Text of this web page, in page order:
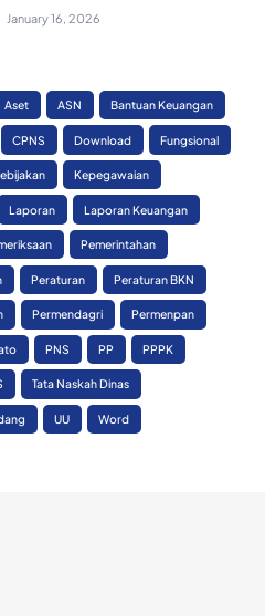
January 16, 2026
Aset ASN Bantuan Keuangan
CPNS Download Fungsional
Kepegawaian
Laporan Laporan Keuangan
Pemerintahan
Peraturan Peraturan BKN
Permendagri Permenpan
PNS PP PPPK
Tata Naskah Dinas
UU Word